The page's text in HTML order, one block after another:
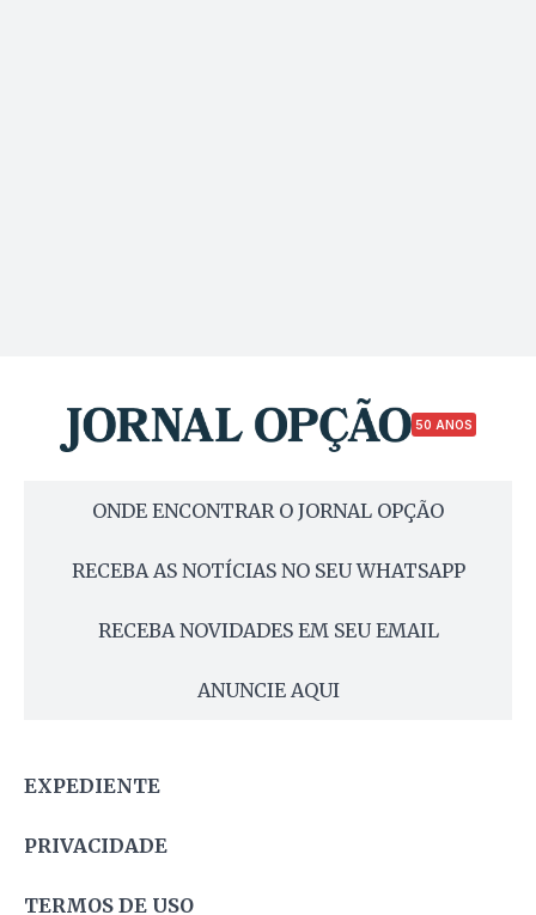
50 ANOS
ONDE ENCONTRAR O JORNAL OPÇÃO
RECEBA AS NOTÍCIAS NO SEU WHATSAPP
RECEBA NOVIDADES EM SEU EMAIL
ANUNCIE AQUI
EXPEDIENTE
PRIVACIDADE
TERMOS DE USO